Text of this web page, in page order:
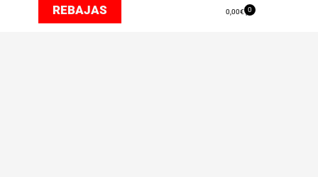
REBAJAS 0,00€ 0
Carrito